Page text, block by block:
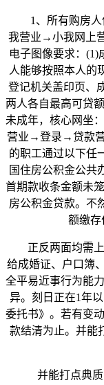
1、所有购房人
我营业→小我网上
电子图像要求：(1)
人能够按照本人的
登记机关盖印页、
两人各自最高可贷
未成年，核心网坐
营业→登录→贷款
的职工通过以下任
国住房公积金公共
首期款收条金额未
房公积金贷款。不
额缴存
正反两面均需上
给成婚证、户口簿
全平易近事行为能
异。刻日正在1年
委托书》。若有变
款结清为止。并能
并能打点典质